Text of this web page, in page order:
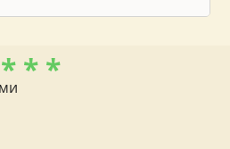
* * *